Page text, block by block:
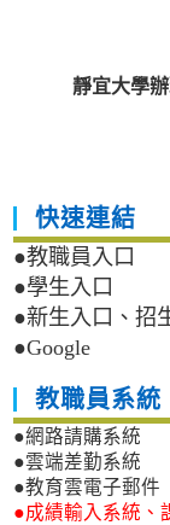
靜宜大學
快速連結
●教職員入口
●學生入口
●新生入口、招
●Google
教職員系統
●網路請購系統
●雲端差勤系統
●教育雲電子郵件
●成績輸入系統、